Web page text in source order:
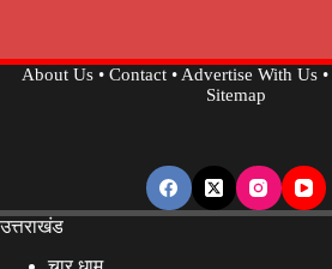
About Us• Contact• Advertise With Us•
Sitemap
उत्तराखंड